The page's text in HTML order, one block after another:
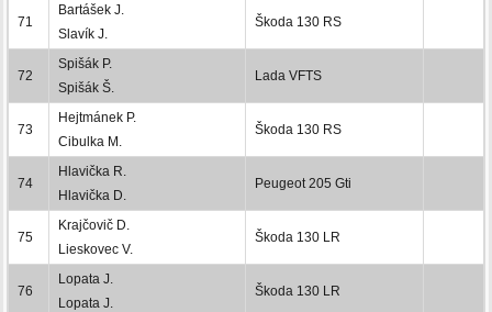
71
Bartášek J.
Slavík J.
Škoda 130 RS
72
Spišák P.
Spišák Š.
Lada VFTS
73
Hejtmánek P.
Cibulka M.
Škoda 130 RS
74
Hlavička R.
Hlavička D.
Peugeot 205 Gti
75
Krajčovič D.
Lieskovec V.
Škoda 130 LR
76
Lopata J.
Lopata J.
Škoda 130 LR